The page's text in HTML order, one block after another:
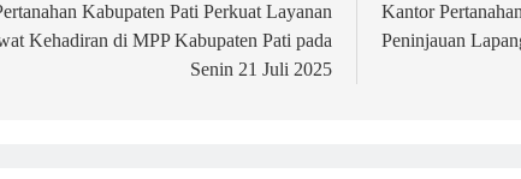
Kabupaten Pati Perkuat Layanan
Kehadiran di MPP Kabupaten Pati pada
Senin 21 Juli 2025
Kantor
Peninjauan